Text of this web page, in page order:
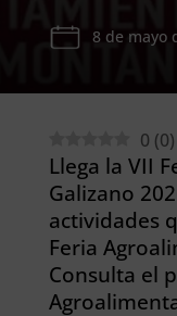
8 de mayo
0 (0)
Llega la VII
Galizano
actividades
Feria
Consulta el